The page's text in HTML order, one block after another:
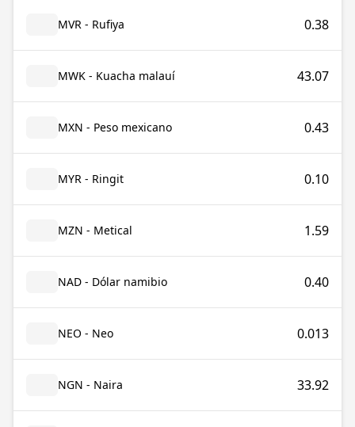
MVR - Rufiya 0.38
MWK - Kuacha malauí 43.07
MXN - Peso mexicano 0.43
MYR - Ringit 0.10
MZN - Metical 1.59
NAD - Dólar namibio 0.40
NEO - Neo 0.013
NGN - Naira 33.92